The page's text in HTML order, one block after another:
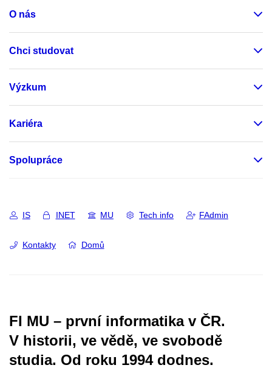
O nás
Chci studovat
Výzkum
Kariéra
Spolupráce
IS INET MU Tech info FAdmin
Kontakty Domů
FI MU – první informatika v ČR.
V historii, ve vědě, ve svobodě
studia. Od roku 1994 dodnes.